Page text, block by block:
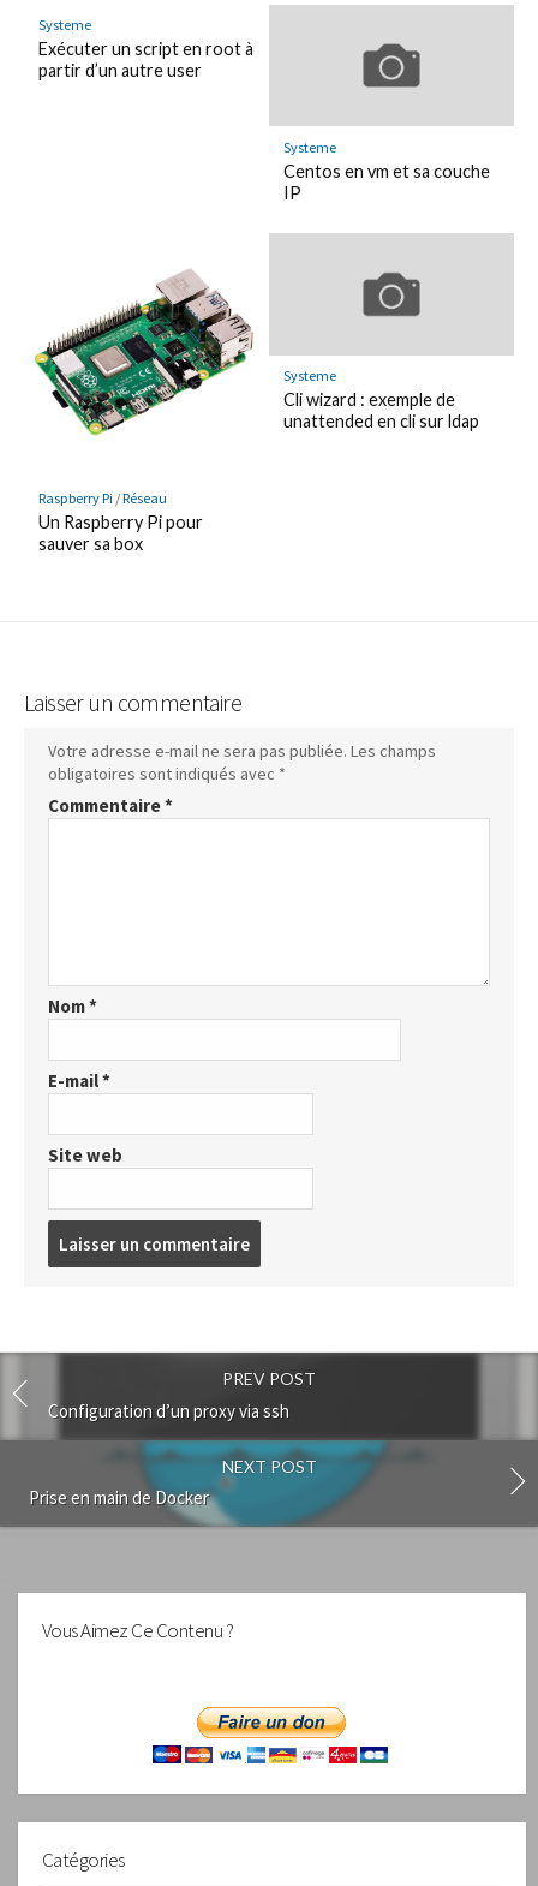
Systeme
Exécuter un script en root à
partir d’un autre user
Systeme
Centos en vm et sa couche
IP
Raspberry Pi /Réseau
Un Raspberry Pi pour
sauver sa box
Systeme
Cli wizard : exemple de
unattended en cli sur ldap
Laisser un commentaire
Votre adresse e-mail ne sera pas publiée. Les champs
obligatoires sont indiqués avec *
Commentaire*
Nom*
E-mail*
Site web
PREV POST
Configuration d’un proxy via ssh
NEXT POST
Prise en main de Docker
Vous Aimez Ce Contenu ?
Catégories